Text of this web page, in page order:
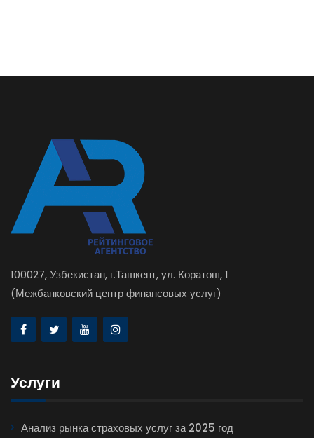
100027, Узбекистан, г.Ташкент, ул. Коратош, 1
(Межбанковский центр финансовых услуг)
Услуги
Анализ рынка страховых услуг за 2025 год